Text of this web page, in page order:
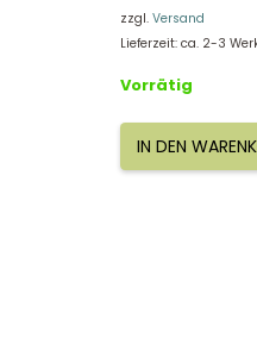
zzgl. Versand
Lieferzeit: ca. 2-3
Vorrätig
Small
Foot
IN DEN